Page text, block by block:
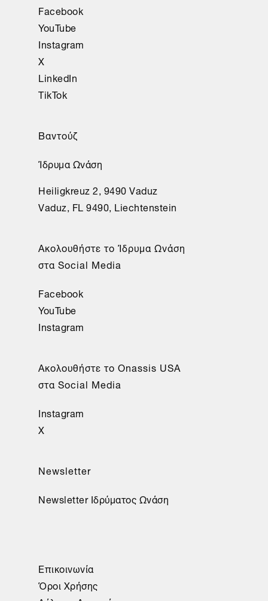
Facebook
YouTube
Instagram
X
LinkedIn
TikTok
Βαντούζ
Ίδρυμα Ωνάση
Heiligkreuz 2, 9490 Vaduz
Vaduz, FL 9490, Liechtenstein
Aκολουθήστε το Ίδρυμα Ωνάση
στα Social Media
Facebook
YouTube
Instagram
Aκολουθήστε το Onassis USA
στα Social Media
Instagram
X
Newsletter
Newsletter Ιδρύματος Ωνάση
Επικοινωνία
Όροι Χρήσης